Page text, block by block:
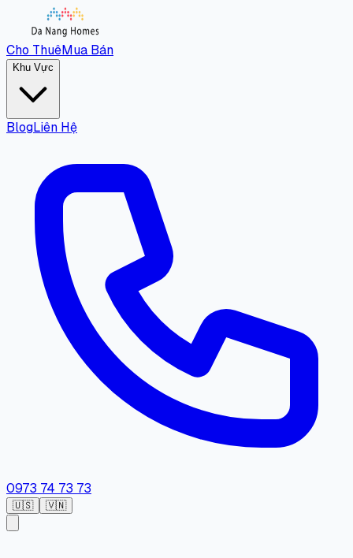
Cho ThuêMua Bán
Khu Vực
BlogLiên Hệ
0973 74 73 73
🇺🇸 🇻🇳